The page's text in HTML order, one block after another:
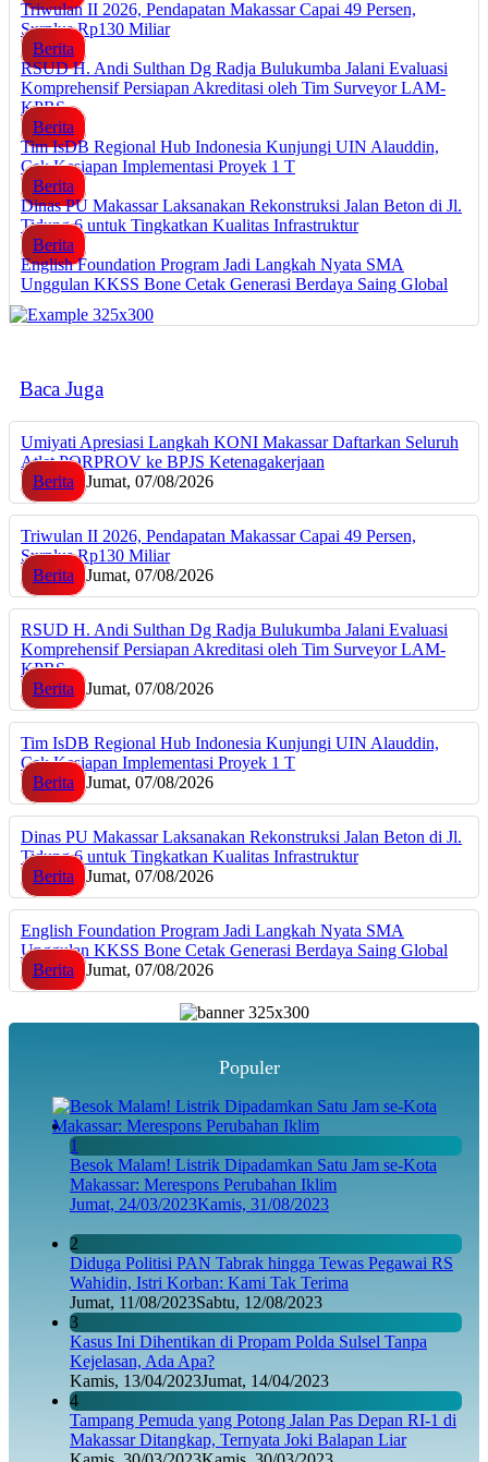
Triwulan II 2026, Pendapatan Makassar Capai 49 Persen,
Surplus Rp130 Miliar
Berita
RSUD H. Andi Sulthan Dg Radja Bulukumba Jalani Evaluasi
Komprehensif Persiapan Akreditasi oleh Tim Surveyor LAM-
KPRS
Berita
Tim IsDB Regional Hub Indonesia Kunjungi UIN Alauddin,
Cek Kesiapan Implementasi Proyek 1 T
Berita
Dinas PU Makassar Laksanakan Rekonstruksi Jalan Beton di Jl.
Tidung 6 untuk Tingkatkan Kualitas Infrastruktur
Berita
English Foundation Program Jadi Langkah Nyata SMA
Unggulan KKSS Bone Cetak Generasi Berdaya Saing Global
Baca Juga
Umiyati Apresiasi Langkah KONI Makassar Daftarkan Seluruh
Atlet PORPROV ke BPJS Ketenagakerjaan
Berita
Jumat, 07/08/2026
Triwulan II 2026, Pendapatan Makassar Capai 49 Persen,
Surplus Rp130 Miliar
Berita
Jumat, 07/08/2026
RSUD H. Andi Sulthan Dg Radja Bulukumba Jalani Evaluasi
Komprehensif Persiapan Akreditasi oleh Tim Surveyor LAM-
KPRS
Berita
Jumat, 07/08/2026
Tim IsDB Regional Hub Indonesia Kunjungi UIN Alauddin,
Cek Kesiapan Implementasi Proyek 1 T
Berita
Jumat, 07/08/2026
Dinas PU Makassar Laksanakan Rekonstruksi Jalan Beton di Jl.
Tidung 6 untuk Tingkatkan Kualitas Infrastruktur
Berita
Jumat, 07/08/2026
English Foundation Program Jadi Langkah Nyata SMA
Unggulan KKSS Bone Cetak Generasi Berdaya Saing Global
Berita
Jumat, 07/08/2026
Populer
1
Besok Malam! Listrik Dipadamkan Satu Jam se-Kota
Makassar: Merespons Perubahan Iklim
Jumat, 24/03/2023Kamis, 31/08/2023
2
Diduga Politisi PAN Tabrak hingga Tewas Pegawai RS
Wahidin, Istri Korban: Kami Tak Terima
Jumat, 11/08/2023Sabtu, 12/08/2023
3
Kasus Ini Dihentikan di Propam Polda Sulsel Tanpa
Kejelasan, Ada Apa?
Kamis, 13/04/2023Jumat, 14/04/2023
4
Tampang Pemuda yang Potong Jalan Pas Depan RI-1 di
Makassar Ditangkap, Ternyata Joki Balapan Liar